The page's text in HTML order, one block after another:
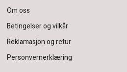
Om oss
Betingelser og vilkår
Reklamasjon og retur
Personvernerklæring